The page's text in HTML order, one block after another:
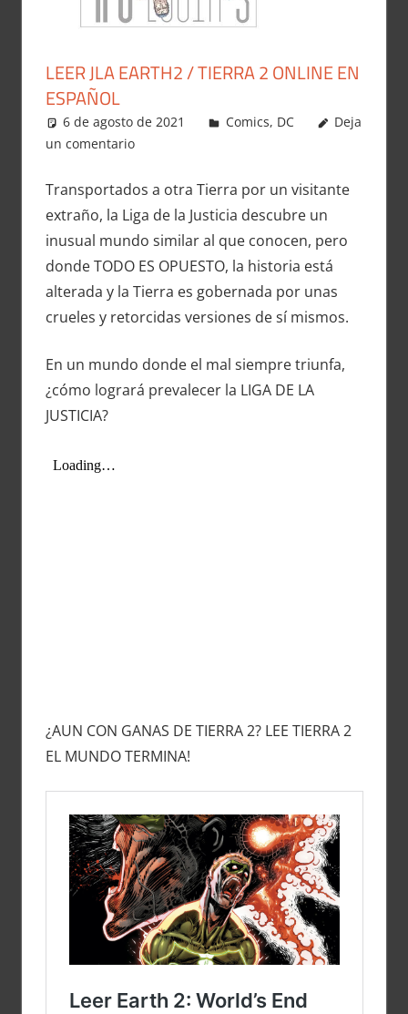
LEER JLA EARTH2 / TIERRA 2 ONLINE EN
ESPAÑOL
6 de agosto de 2021 Carlitox Banana
Comics, DC
Deja
un comentario
Transportados a otra Tierra por un visitante
extraño, la Liga de la Justicia descubre un
inusual mundo similar al que conocen, pero
donde TODO ES OPUESTO, la historia está
alterada y la Tierra es gobernada por unas
crueles y retorcidas versiones de sí mismos.
En un mundo donde el mal siempre triunfa,
¿cómo logrará prevalecer la LIGA DE LA
JUSTICIA?
¿AUN CON GANAS DE TIERRA 2? LEE TIERRA 2
EL MUNDO TERMINA!